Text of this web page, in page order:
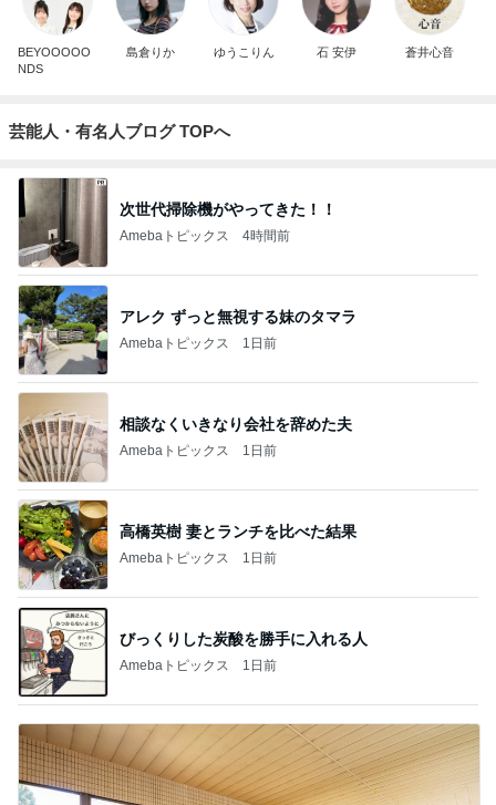
BEYOOOOO
NDS
島倉りか ゆうこりん 石 安伊 蒼井心音
芸能人・有名人ブログ TOPへ
次世代掃除機がやってきた！！
Amebaトピックス 4時間前
アレク ずっと無視する妹のタマラ
Amebaトピックス 1日前
相談なくいきなり会社を辞めた夫
Amebaトピックス 1日前
高橋英樹 妻とランチを比べた結果
Amebaトピックス 1日前
びっくりした炭酸を勝手に入れる人
Amebaトピックス 1日前